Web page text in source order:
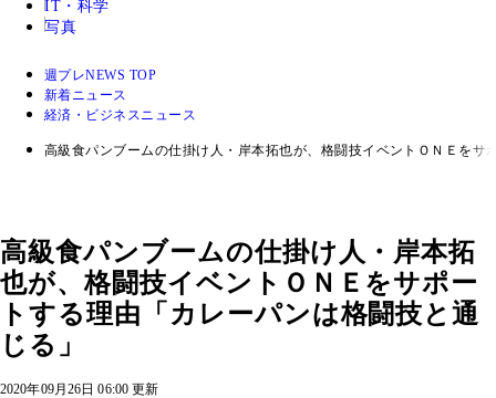
IT・科学
写真
週プレNEWS TOP
新着ニュース
経済・ビジネスニュース
高級食パンブームの仕掛け人・岸本拓也が、格闘技イベントＯＮＥを
高級食パンブームの仕掛け人・岸本拓
也が、格闘技イベントＯＮＥをサポー
トする理由「カレーパンは格闘技と通
じる」
2020年09月26日 06:00 更新